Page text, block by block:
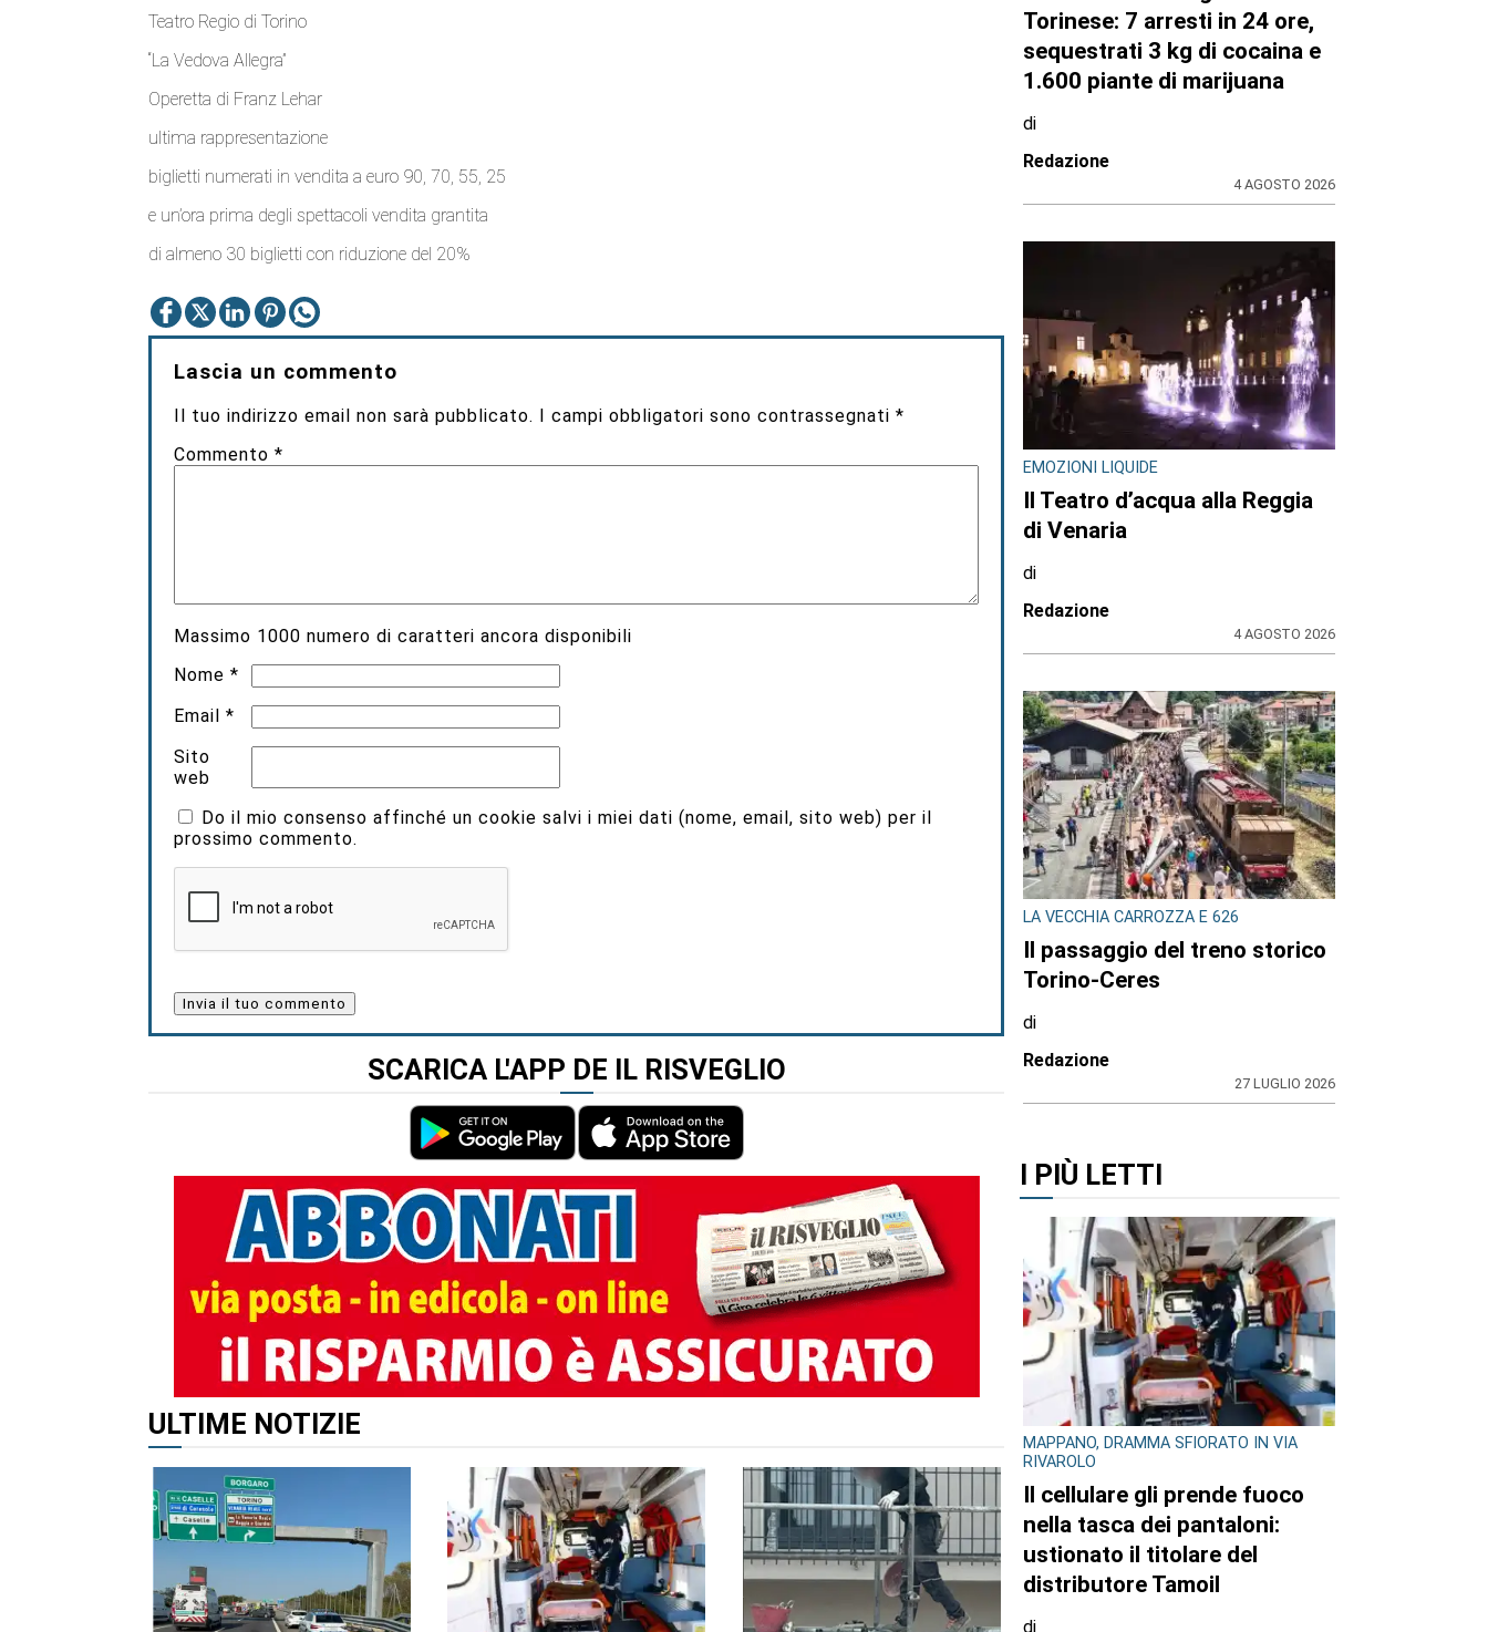
Teatro Regio di Torino
“La Vedova Allegra”
Operetta di Franz Lehar
ultima rappresentazione
biglietti numerati in vendita a euro 90, 70, 55, 25
e un’ora prima degli spettacoli vendita grantita
di almeno 30 biglietti con riduzione del 20%
Lascia un commento
Il tuo indirizzo email non sarà pubblicato. I campi obbligatori sono contrassegnati*
Commento*
Massimo 1000 numero di caratteri ancora disponibili
Nome*
Email*
Sito
web
Do il mio consenso affinché un cookie salvi i miei dati (nome, email, sito web) per il
prossimo commento.
SCARICA L'APP DE IL RISVEGLIO
ALTRI ARTICOLI DI QUESTO AUTORE
ULTIME NOTIZIE
Torinese: 7 arresti in 24 ore,
sequestrati 3 kg di cocaina e
1.600 piante di marijuana
di
Redazione
4 AGOSTO 2026
EMOZIONI LIQUIDE
Il Teatro d’acqua alla Reggia
di Venaria
di
Redazione
4 AGOSTO 2026
LA VECCHIA CARROZZA E 626
Il passaggio del treno storico
Torino-Ceres
di
Redazione
27 LUGLIO 2026
I PIÙ LETTI
MAPPANO, DRAMMA SFIORATO IN VIA
RIVAROLO
Il cellulare gli prende fuoco
nella tasca dei pantaloni:
ustionato il titolare del
distributore Tamoil
di